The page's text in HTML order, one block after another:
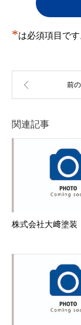
登録申込をし
（２）登録申込の際
れがあると事
（４）
反社会的活
行った者
（６）その他事務局
した場合
第5条 会員情報
会員は、登録
あった場合、
更事項を当社
前項の届出が
たとしても、当
生じた損害につ
一切責任を負い
第6条 会員登録
会員が登録抹
法にて事務局
本サービスの
*は必須項目です
関連記事
株式会社大﨑塗装